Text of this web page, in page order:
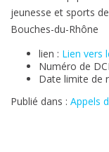
jeunesse et sports
Bouches-du-Rhône
lien : Lien vers
Numéro de
Date limite de
Publié dans : Appels